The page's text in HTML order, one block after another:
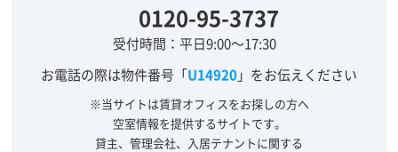
0120-95-3737
受付時間：平日9:00～17:30
お電話の際は物件番号「U14920」をお伝えください
※当サイトは賃貸オフィスをお探しの方へ
空室情報を提供するサイトです。
貸主、管理会社、入居テナントに関する